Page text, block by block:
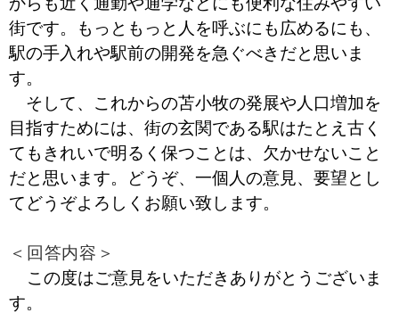
街です。もっともっと人を呼ぶにも広めるにも、
駅の手入れや駅前の開発を急ぐべきだと思いま
す。
そして、これからの苫小牧の発展や人口増加を
目指すためには、街の玄関である駅はたとえ古く
てもきれいで明るく保つことは、欠かせないこと
だと思います。どうぞ、一個人の意見、要望とし
てどうぞよろしくお願い致します。
＜回答内容＞
この度はご意見をいただきありがとうございま
す。